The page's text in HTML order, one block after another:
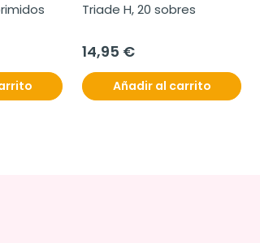
Triade H, 20 sobres
14,95 €
Añadir al carrito